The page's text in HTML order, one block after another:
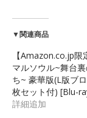
▼関連商品
【Amazon.co.jp限
マルソウル~舞台
ち~ 豪華版(L版ブ
枚セット付) [Blu-
詳細追加